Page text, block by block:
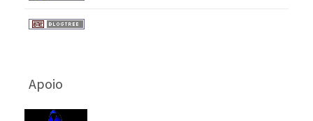
Apoio